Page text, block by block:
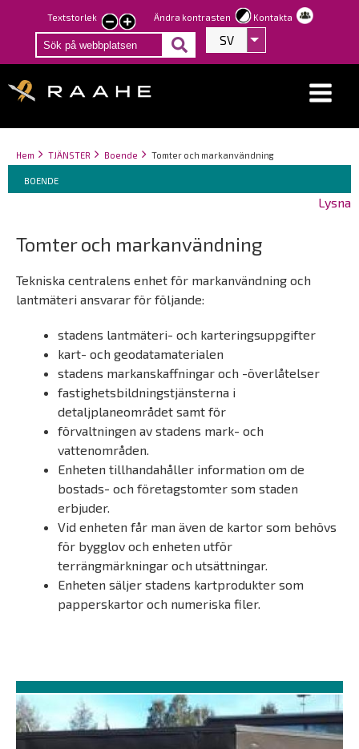
Hoppa
till
huvudinnehåll
Textstorlek
smaller
text
larger
text
Ändra kontrasten Kontakta
SV Visa fler åtgärder
Länkstigar
You
here:
Hem TJÄNSTER Boende Tomter och markanvändning
Breadcrumbs
You
are
BOENDE
Lysna
Tomter och markanvändning
Tekniska centralens enhet för markanvändning och
lantmäteri ansvarar för följande:
stadens lantmäteri- och karteringsuppgifter
kart- och geodatamaterialen
stadens markanskaffningar och -överlåtelser
fastighetsbildningstjänsterna i
detaljplaneområdet samt för
förvaltningen av stadens mark- och
vattenområden.
Enheten tillhandahåller information om de
bostads- och företagstomter som staden
erbjuder.
Vid enheten får man även de kartor som behövs
för bygglov och enheten utför
terrängmärkningar och utsättningar.
Enheten säljer stadens kartprodukter som
papperskartor och numeriska filer.